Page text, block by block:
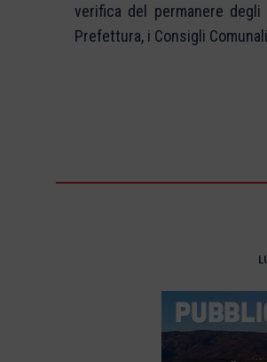
verifica del permanere
Prefettura, i Consigli